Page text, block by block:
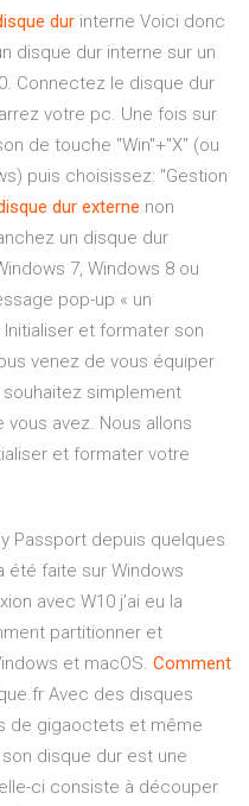
dur interne Voici donc
disque dur interne sur un
Connectez le disque dur
votre pc. Une fois sur
de touche "Win"+"X" (ou
puis choisissez: "Gestion
dur externe non
un disque dur
7, Windows 8 ou
pop-up « un
et formater son
venez de vous équiper
souhaitez simplement
avez. Nous allons
et formater votre
Passport depuis quelques
été faite sur Windows
avec W10 j’ai eu la
partitionner et
et macOS. Comment
Avec des disques
de gigaoctets et même
disque dur est une
ci consiste à découper